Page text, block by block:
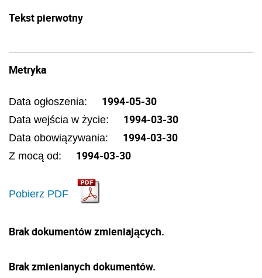
Tekst pierwotny
Metryka
Data ogłoszenia: 1994-05-30
Data wejścia w życie: 1994-03-30
Data obowiązywania: 1994-03-30
Z mocą od: 1994-03-30
Pobierz PDF
Brak dokumentów zmieniających.
Brak zmienianych dokumentów.